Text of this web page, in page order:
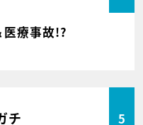
療事故!?
チ 5